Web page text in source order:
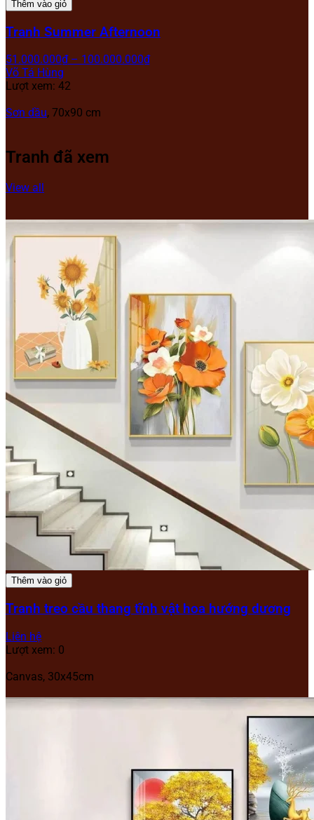
Thêm vào giỏ
Tranh Summer Afternoon
51.000.000₫ – 100.000.000₫
Võ Tá Hùng
Lượt xem: 42
Sơn dầu, 70x90 cm
Tranh đã xem
View all
Thêm vào giỏ
Tranh treo cầu thang tĩnh vật hoa hướng dương
Liên hệ
Lượt xem: 0
Canvas, 30x45cm